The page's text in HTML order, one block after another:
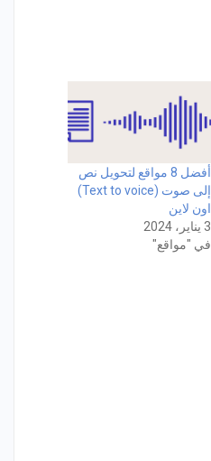
أفضل 8 مواقع لتحويل نص
إلى صوت (Text to voice)
اون لاين
3 يناير، 2024
في "مواقع"